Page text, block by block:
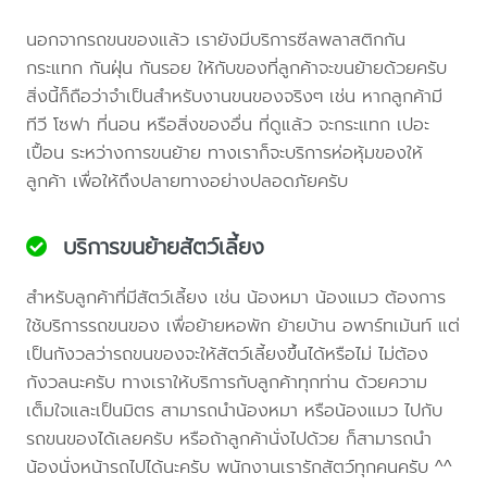
นอกจากรถขนของแล้ว เรายังมีบริการซีลพลาสติกกัน
กระแทก กันฝุ่น กันรอย ให้กับของที่ลูกค้าจะขนย้ายด้วยครับ
สิ่งนี้ก็ถือว่าจำเป็นสำหรับงานขนของจริงๆ เช่น หากลูกค้ามี
ทีวี โซฟา ที่นอน หรือสิ่งของอื่น ที่ดูแล้ว จะกระแทก เปอะ
เปื้อน ระหว่างการขนย้าย ทางเราก็จะบริการห่อหุ้มของให้
ลูกค้า เพื่อให้ถึงปลายทางอย่างปลอดภัยครับ
บริการขนย้ายสัตว์เลี้ยง
สำหรับลูกค้าที่มีสัตว์เลี้ยง เช่น น้องหมา น้องแมว ต้องการ
ใช้บริการรถขนของ เพื่อย้ายหอพัก ย้ายบ้าน อพาร์ทเม้นท์ แต่
เป็นกังวลว่ารถขนของจะให้สัตว์เลี้ยงขึ้นได้หรือไม่ ไม่ต้อง
กังวลนะครับ ทางเราให้บริการกับลูกค้าทุกท่าน ด้วยความ
เต็มใจและเป็นมิตร สามารถนำน้องหมา หรือน้องแมว ไปกับ
รถขนของได้เลยครับ หรือถ้าลูกค้านั่งไปด้วย ก็สามารถนำ
น้องนั่งหน้ารถไปได้นะครับ พนักงานเรารักสัตว์ทุกคนครับ ^^